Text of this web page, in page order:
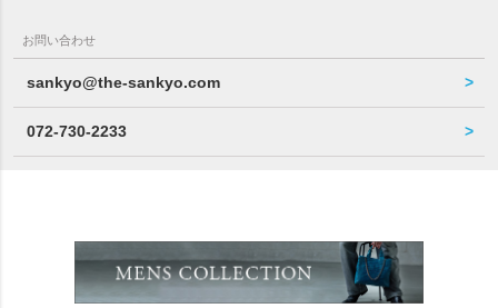
お問い合わせ
sankyo@the-sankyo.com
072-730-2233